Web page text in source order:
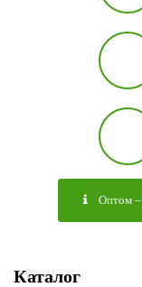
Оптом –
Каталог